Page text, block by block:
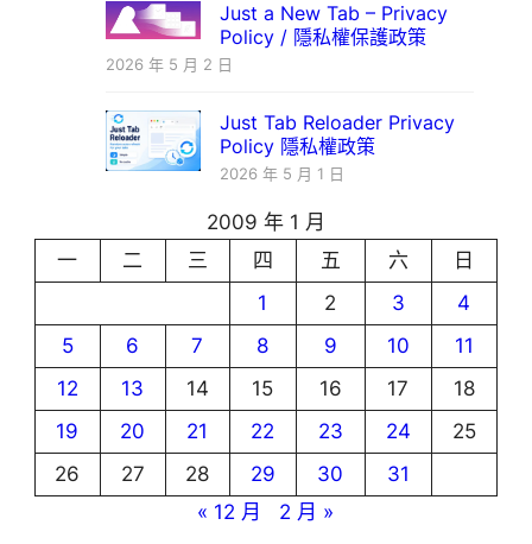
Just a New Tab – Privacy
Policy / 隱私權保護政策
2026 年 5 月 2 日
Just Tab Reloader Privacy
Policy 隱私權政策
2026 年 5 月 1 日
2009 年 1 月
一
二 三 四 五 六
日
1
2 3
4
5
6 7 8 9 10
11
12
13 14 15 16 17
18
19
20 21 22 23 24
25
26
27 28 29 30
31
« 12 月
2 月 »